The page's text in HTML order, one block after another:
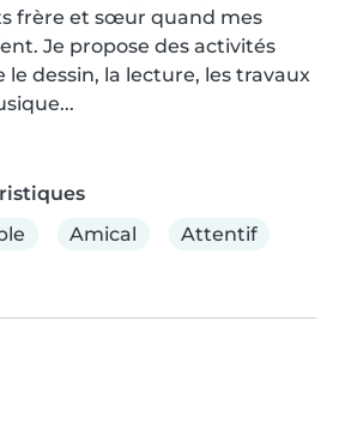
frère et sœur quand mes
Je propose des activités
dessin, la lecture, les travaux
Amical Attentif